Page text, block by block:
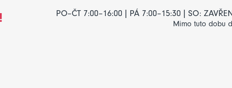
PO–ČT 7:00–16:00 | PÁ 7:00–15:30 | SO:
Mimo tuto dobu